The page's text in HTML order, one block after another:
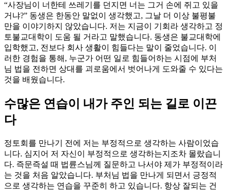
“사장님이 너한테 쓰레기를 던지면 너는 그거 손에 쥐고 있을
거냐?” 동생은 한동안 말없이 생각했고, 그날 더 이상 불평불
만을 이야기하지 않았습니다. 저는 지금이 기회라 생각하고 정
토불교대학이 도움 될 거라고 말했습니다. 동생은 불교대학에
입학했고, 전보다 회사 생활이 힘들다는 말이 줄었습니다. 이
러한 경험을 통해, 누군가 어떤 일로 힘들어하는 시점에 부처
님 법을 전하면 상대를 괴로움에서 벗어나게 도와줄 수 있다는
것을 배웠습니다.
수많은 연습이 내가 주인 되는 길로 이끈
다
정토회를 만나기 전에 저는 부정적으로 생각하는 사람이었습
니다. 심지어 저 자신이 부정적으로 생각하는지조차 몰랐습니
다. 즉문즉설 때 법륜스님께 질문하고 나서야 제가 부정적이라
는 것을 처음 알았습니다. 부처님 법을 만나게 되면서 긍정적
으로 생각하는 연습을 꾸준히 하고 있습니다. 항상 잘되는 건